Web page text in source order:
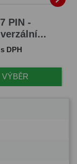
7 PIN -
DPH
VÝBĚR